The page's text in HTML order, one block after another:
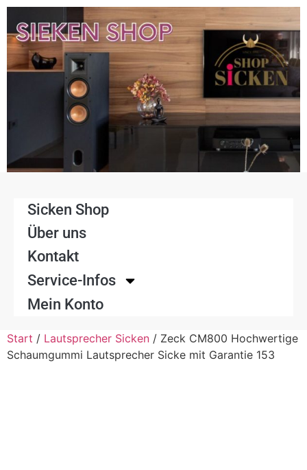
Sicken Shop
Über uns
Kontakt
Service-Infos
Mein Konto
Start / Lautsprecher Sicken / Zeck CM800 Hochwertige
Schaumgummi Lautsprecher Sicke mit Garantie 153